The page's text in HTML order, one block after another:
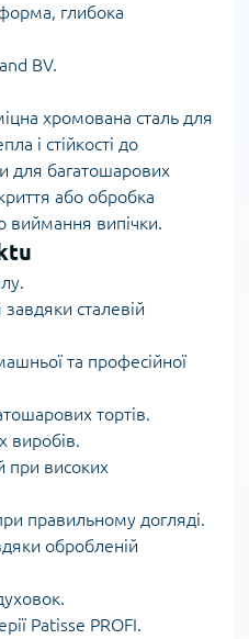
глибока
BV.
хромована сталь для
і стійкості до
для багатошарових
або обробка
виймання випічки.
сталевій
та професійної
тортів.
виробів.
при високих
правильному догляді.
обробленій
Patisse PROFI.